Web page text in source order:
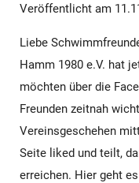
Veröffentlicht am
Liebe
Hamm 1980 e.V. hat
möchten über die
Freunden zeitnah
Vereinsgeschehen
Seite liked und teilt,
erreichen. Hier geht